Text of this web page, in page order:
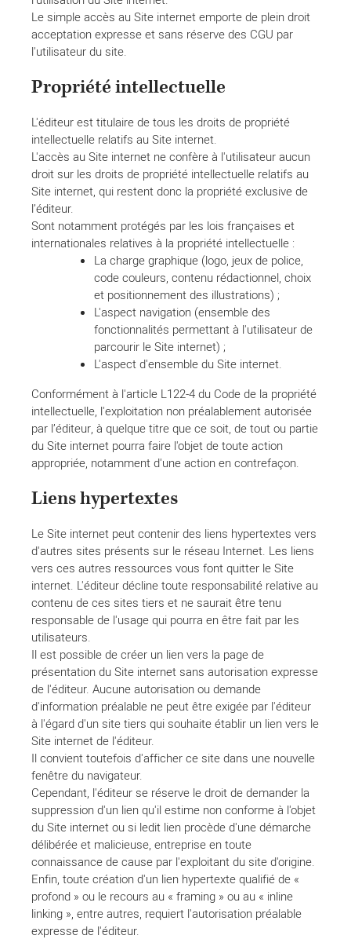
Le simple accès au Site internet emporte de plein droit
acceptation expresse et sans réserve des CGU par
l'utilisateur du site.
Propriété intellectuelle
L'éditeur est titulaire de tous les droits de propriété
intellectuelle relatifs au Site internet.
L'accès au Site internet ne confère à l'utilisateur aucun
droit sur les droits de propriété intellectuelle relatifs au
Site internet, qui restent donc la propriété exclusive de
l’éditeur.
Sont notamment protégés par les lois françaises et
internationales relatives à la propriété intellectuelle :
La charge graphique (logo, jeux de police,
code couleurs, contenu rédactionnel, choix
et positionnement des illustrations) ;
L'aspect navigation (ensemble des
fonctionnalités permettant à l'utilisateur de
parcourir le Site internet) ;
L'aspect d'ensemble du Site internet.
Conformément à l'article L122-4 du Code de la propriété
intellectuelle, l'exploitation non préalablement autorisée
par l’éditeur, à quelque titre que ce soit, de tout ou partie
du Site internet pourra faire l'objet de toute action
appropriée, notamment d'une action en contrefaçon.
Liens hypertextes
Le Site internet peut contenir des liens hypertextes vers
d'autres sites présents sur le réseau Internet. Les liens
vers ces autres ressources vous font quitter le Site
internet. L'éditeur décline toute responsabilité relative au
contenu de ces sites tiers et ne saurait être tenu
responsable de l'usage qui pourra en être fait par les
utilisateurs.
Il est possible de créer un lien vers la page de
présentation du Site internet sans autorisation expresse
de l'éditeur. Aucune autorisation ou demande
d'information préalable ne peut être exigée par l'éditeur
à l'égard d'un site tiers qui souhaite établir un lien vers le
Site internet de l'éditeur.
Il convient toutefois d'afficher ce site dans une nouvelle
fenêtre du navigateur.
Cependant, l'éditeur se réserve le droit de demander la
suppression d'un lien qu'il estime non conforme à l'objet
du Site internet ou si ledit lien procède d'une démarche
délibérée et malicieuse, entreprise en toute
connaissance de cause par l'exploitant du site d'origine.
Enfin, toute création d'un lien hypertexte qualifié de «
profond » ou le recours au « framing » ou au « inline
linking », entre autres, requiert l'autorisation préalable
expresse de l'éditeur.